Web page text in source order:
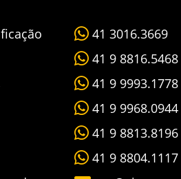
41 3016.3669
41 9 8816.5468
41 9 9993.1778
41 9 9968.0944
41 9 8813.8196
41 9 8804.1117